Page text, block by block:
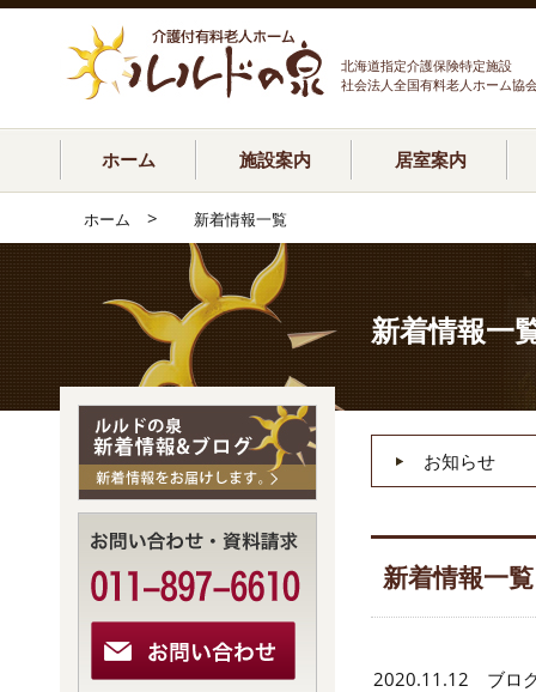
北海道指定介護保険特定施設
社会法人全国有料老人ホーム協
ホーム 施設案内 居室案内
ホーム > 新着情報一覧
新着情報一
お知らせ
新着情報一覧
2020.11.12 ブロ